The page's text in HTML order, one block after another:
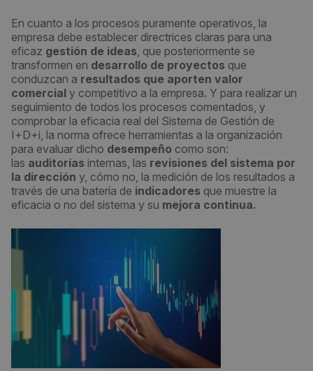
En cuanto a los procesos puramente operativos, la
empresa debe establecer directrices claras para una
eficaz gestión de ideas, que posteriormente se
transformen en desarrollo de proyectos que
conduzcan a resultados que aporten valor
comercial y competitivo a la empresa. Y para realizar un
seguimiento de todos los procesos comentados, y
comprobar la eficacia real del Sistema de Gestión de
I+D+i, la norma ofrece herramientas a la organización
para evaluar dicho desempeño como son:
las auditorías internas, las revisiones del sistema por
la dirección y, cómo no, la medición de los resultados a
través de una batería de indicadores que muestre la
eficacia o no del sistema y su mejora continua.